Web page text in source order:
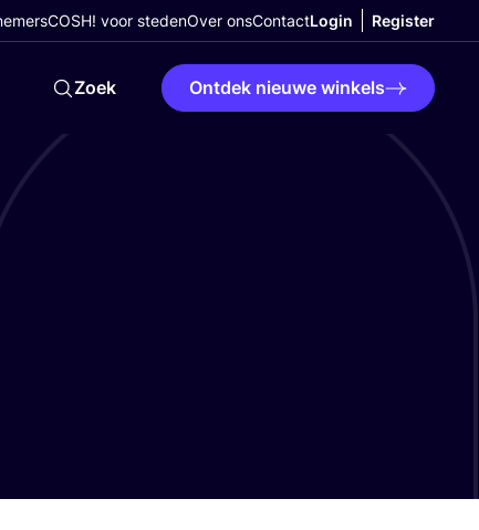
COSH! voor stedenOver onsContactLogin Register
Zoek Ontdek nieuwe winkels